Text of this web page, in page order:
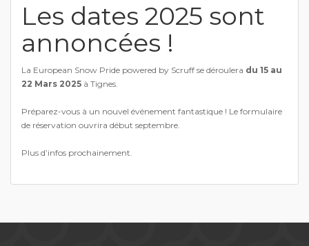
Les dates 2025 sont
annoncées !
La European Snow Pride powered by Scruff se déroulera du 15 au
22 Mars 2025 à Tignes.
Préparez-vous à un nouvel événement fantastique ! Le formulaire
de réservation ouvrira début septembre.
Plus d’infos prochainement.